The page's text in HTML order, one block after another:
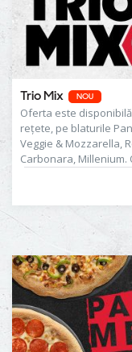
Trio Mix NOU
Oferta este
rețete, pe blaturile
Veggie & Mozzarella,
Carbonara,